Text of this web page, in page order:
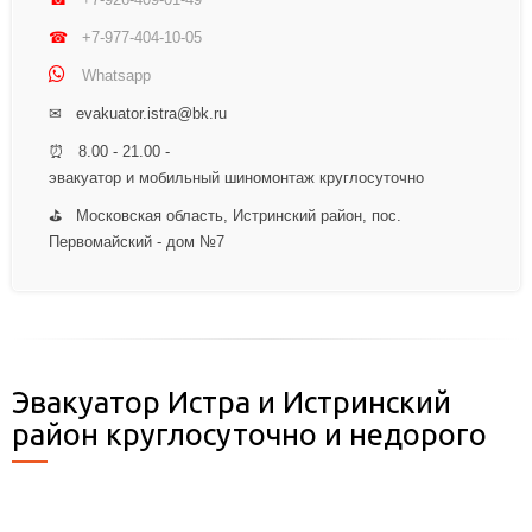
☎ +7-977-404-10-05
Whatsapp
✉ evakuator.istra@bk.ru
⏰ 8.00 - 21.00 -
эвакуатор и мобильный шиномонтаж круглосуточно
⛳ Московская область, Истринский район, пос.
Первомайский - дом №7
Эвакуатор Истра и Истринский
район круглосуточно и недорого